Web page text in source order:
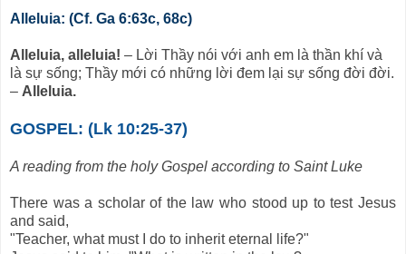
Alleluia: (Cf. Ga 6:63c, 68c)
Alleluia, alleluia! – Lời Thầy nói với anh em là thần khí và
là sự sống; Thầy mới có những lời đem lại sự sống đời đời.
– Alleluia.
GOSPEL: (Lk 10:25-37)
A reading from the holy Gospel according to Saint Luke
There was a scholar of the law who stood up to test Jesus
and said,
"Teacher, what must I do to inherit eternal life?"